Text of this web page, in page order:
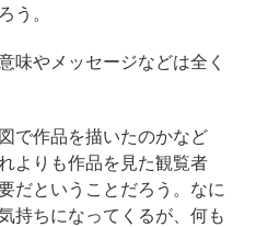
う。
味やメッセージなどは全く
で作品を描いたのかなど
よりも作品を見た観覧者
だということだろう。なに
持ちになってくるが、何も